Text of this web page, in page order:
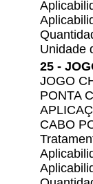
Unidade
25 -
JOGO
PONTA
CABO